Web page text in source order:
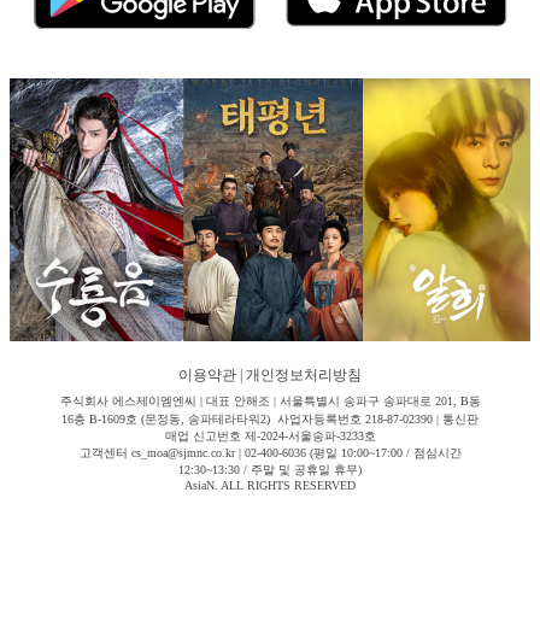
이용약관 개인정보처리방침
주식회사 에스제이엠엔씨 | 대표 안해조 | 서울특별시 송파구 송파대로 201, B동
16층 B-1609호 (문정동, 송파테라타워2) 사업자등록번호 218-87-02390 | 통신판
매업 신고번호 제-2024-서울송파-3233호
고객센터 cs_moa@sjmnc.co.kr | 02-400-6036 (평일 10:00~17:00 / 점심시간
12:30~13:30 / 주말 및 공휴일 휴무)
AsiaN. ALL RIGHTS RESERVED